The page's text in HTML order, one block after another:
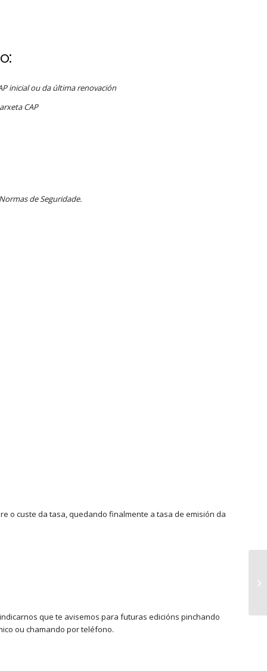
inicial ou da última renovación
CAP
de Seguridade.
o custe da tasa, quedando finalmente a tasa de emisión da
que te avisemos para futuras edicións pinchando
ou chamando por teléfono.